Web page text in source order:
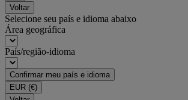
Voltar
Selecione seu país e idioma abaixo
Área geográfica
País/região-idioma
Confirmar meu país e idioma
EUR (€)